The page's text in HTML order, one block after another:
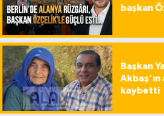
başkan
Başkan
Akbaş’ın
kaybetti